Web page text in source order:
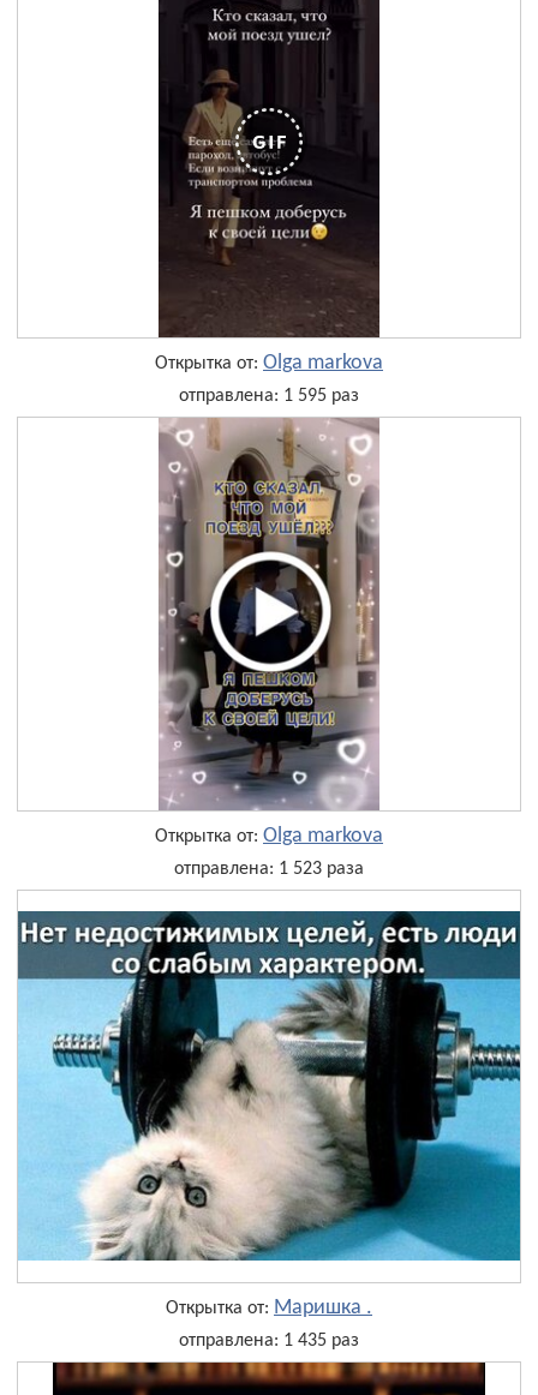
Открытка от: Olga markova
отправлена: 1 595 раз
Открытка от: Olga markova
отправлена: 1 523 раза
Открытка от: Маришка .
отправлена: 1 435 раз